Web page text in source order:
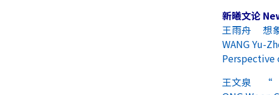
新曦文论
王雨舟 想
WANG Yu-
Perspective
王文泉 “‘